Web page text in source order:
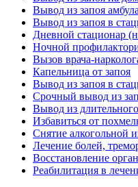
Вывод из запоя
Вывод из запоя в
Дневной стационар
Ночной
Вызов врача-
Капельница от запоя
Вывод из запоя в
Срочный вывод из
Вывод из
Избавиться от
Снятие алкогольной
Лечение болей,
Восстановление
Реабилитация в